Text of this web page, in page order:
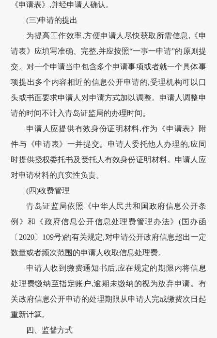
《申请表》,并经申请人确认。
(三)申请的提出
为提高工作效率,方便申请人尽快获取所需信息,《申
请表》应填写准确、完整,并应按照“一事一申请”的原则提
交。对一个申请当中包含多个申请事项或者就一个具体事
项提出多个内容相近的信息公开申请的,受理机构可以口
头或书面要求申请人对申请方式加以调整。申请人调整申
请的时间不计入青岛证监局的办理时间。
申请人应提供有效身份证明材料,作为《申请表》附
件与《申请表》一并提交。申请人委托他人办理的,应同
时提供授权委托书及受托人有效身份证明材料。申请人应
对申请材料的真实性负责。
(四)收费管理
青岛证监局依照《中华人民共和国政府信息公开条
例》和《政府信息公开信息处理费管理办法》(国办函
〔2020〕109号)的有关规定,对申请公开政府信息超出一定
数量或者频次范围的申请人收取信息处理费。
申请人收到缴费通知书后,应在规定的期限内将信息
处理费缴纳至指定账户,逾期未缴纳的视为放弃申请。有
关政府信息公开申请的处理期限从申请人完成缴费次日起
重新计算。
四、监督方式